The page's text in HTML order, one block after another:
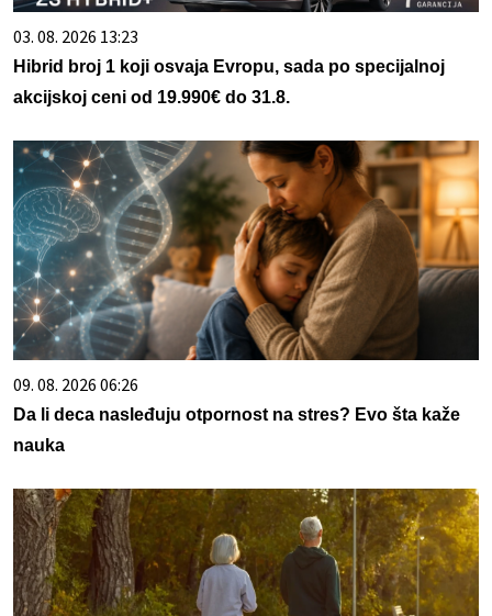
03. 08. 2026 13:23
Hibrid broj 1 koji osvaja Evropu, sada po specijalnoj
akcijskoj ceni od 19.990€ do 31.8.
09. 08. 2026 06:26
Da li deca nasleđuju otpornost na stres? Evo šta kaže
nauka